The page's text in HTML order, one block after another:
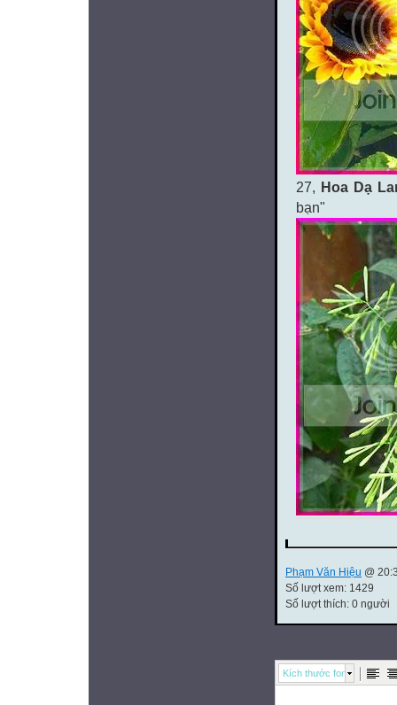
27, Hoa Dạ
bạn"
Phạm Văn Hiệu @
Số lượt xem: 1429
Số lượt thích: 0 người
Kích thước font